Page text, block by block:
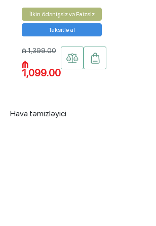
İlkin ödənişsiz və Faizsiz
Taksitlə al
₼ 1,399.00
₼
1,099.00
Hava təmizləyici